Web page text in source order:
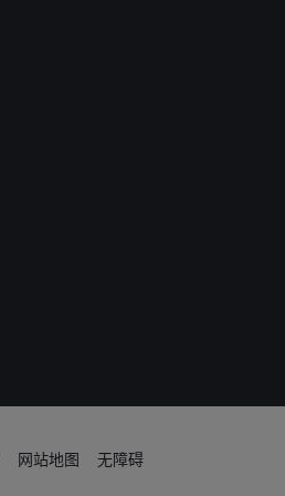
网站地图 无障碍